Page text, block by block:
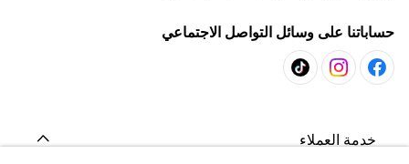
حساباتنا على وسائل التواصل الاجتماعي
خدمة العملاء